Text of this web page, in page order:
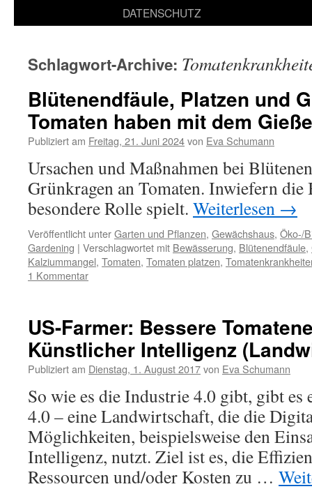
DATENSCHUTZ
Schlagwort-Archive:
Blütenendfäule, Platzen und
Tomaten haben mit dem
Publiziert am Freitag, 21. Juni 2024von Eva Schumann
Ursachen und Maßnahmen bei
Grünkragen an Tomaten. Inwiefern die
besondere Rolle spielt. Weiterlesen →
Veröffentlicht unterGarten und Pflanzen, Gewächshaus, Öko-/
Gardening | Verschlagwortet mit Bewässerung, Blütenendfäule,
Kalziummangel, Tomaten, Tomaten platzen,
1 Kommentar
US-Farmer: Bessere
Künstlicher Intelligenz
Publiziert am Dienstag, 1. August 2017von Eva Schumann
So wie es die Industrie 4.0 gibt, gibt
4.0 – eine Landwirtschaft, die die
Möglichkeiten, beispielsweise den
Intelligenz, nutzt. Ziel ist es, die
Ressourcen und/oder Kosten zu …